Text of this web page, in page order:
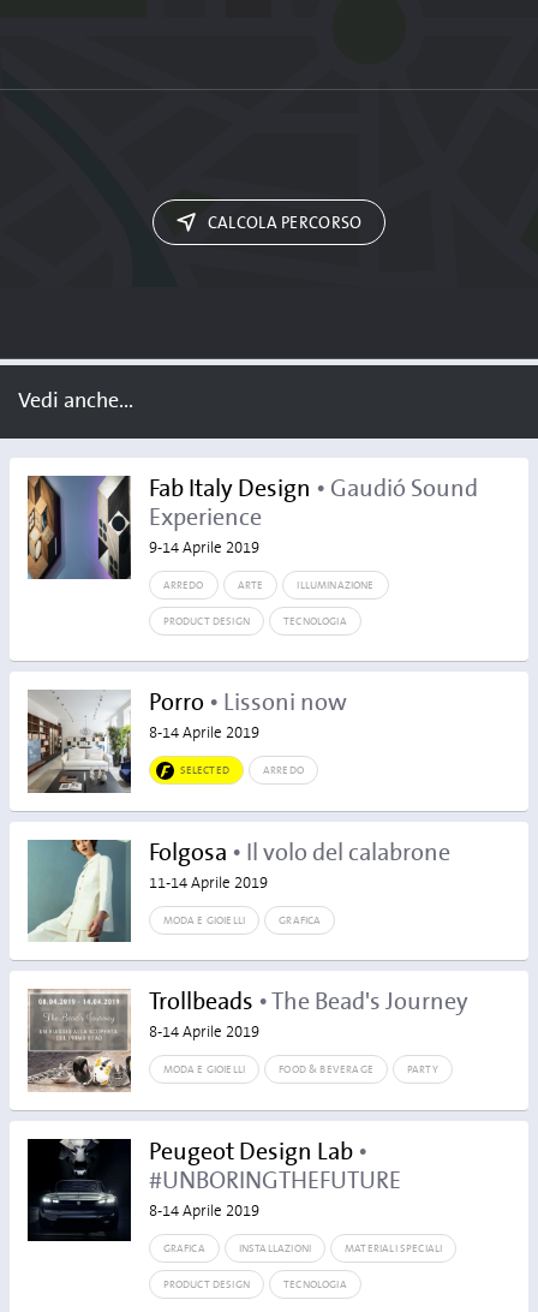
CALCOLA PERCORSO
Vedi anche...
Fab Italy Design • Gaudió Sound
Experience
9-14 Aprile 2019
ARREDO ARTE ILLUMINAZIONE
PRODUCT DESIGN TECNOLOGIA
Porro • Lissoni now
8-14 Aprile 2019
SELECTED ARREDO
Folgosa • Il volo del calabrone
11-14 Aprile 2019
MODA E GIOIELLI GRAFICA
Trollbeads • The Bead's Journey
8-14 Aprile 2019
MODA E GIOIELLI FOOD & BEVERAGE PARTY
Peugeot Design Lab•
#UNBORINGTHEFUTURE
8-14 Aprile 2019
GRAFICA INSTALLAZIONI MATERIALI SPECIALI
PRODUCT DESIGN TECNOLOGIA